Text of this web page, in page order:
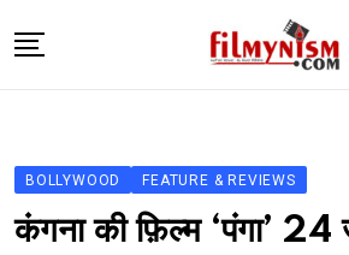
to
TELEVISION
BHOJPURI
BOLLYWOOD FEATURE & REVIEWS
कंगना की फ़िल्म ‘पंगा’ 24